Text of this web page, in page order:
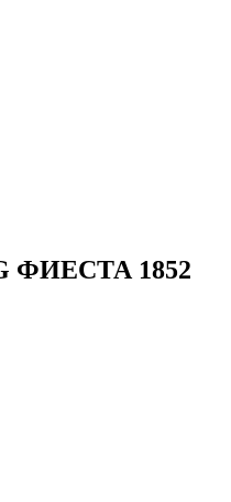
ФИЕСТА 1852